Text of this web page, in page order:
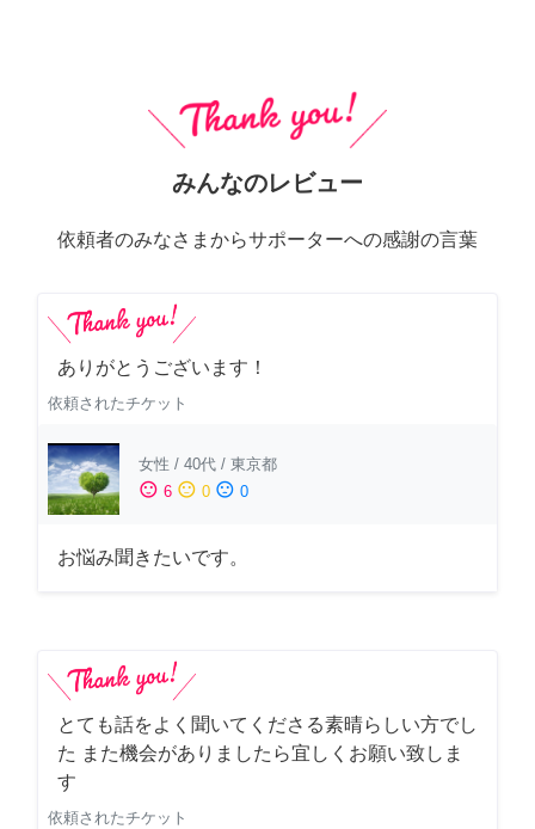
みんなのレビュー
依頼者のみなさまからサポーターへの感謝の言葉
ありがとうございます！
依頼されたチケット
女性 / 40代 / 東京都
sentiment_satisfied 6 sentiment_neutral 0 sentiment_dissatisfied 0
お悩み聞きたいです。
とても話をよく聞いてくださる素晴らしい方でし
た また機会がありましたら宜しくお願い致しま
す
依頼されたチケット